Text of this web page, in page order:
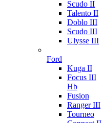
Scudo II
Talento II
Doblo III
Scudo III
Ulysse III
Ford
Kuga II
Focus III
Hb
Fusion
Ranger III
Tourneo